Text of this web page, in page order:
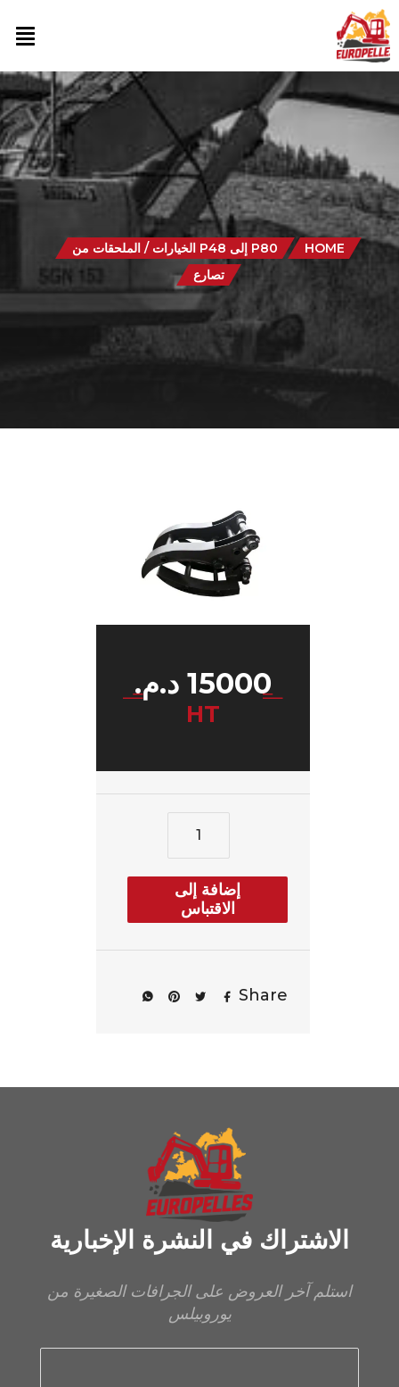
HOME
P80 إلى P48 الخيارات / الملحقات من
تصارع
15000 د.م.
HT
إضافة إلى
الاقتباس
Share
الاشتراك في النشرة الإخبارية
استلم آخر العروض على الجرافات الصغيرة من
يوروبيلس